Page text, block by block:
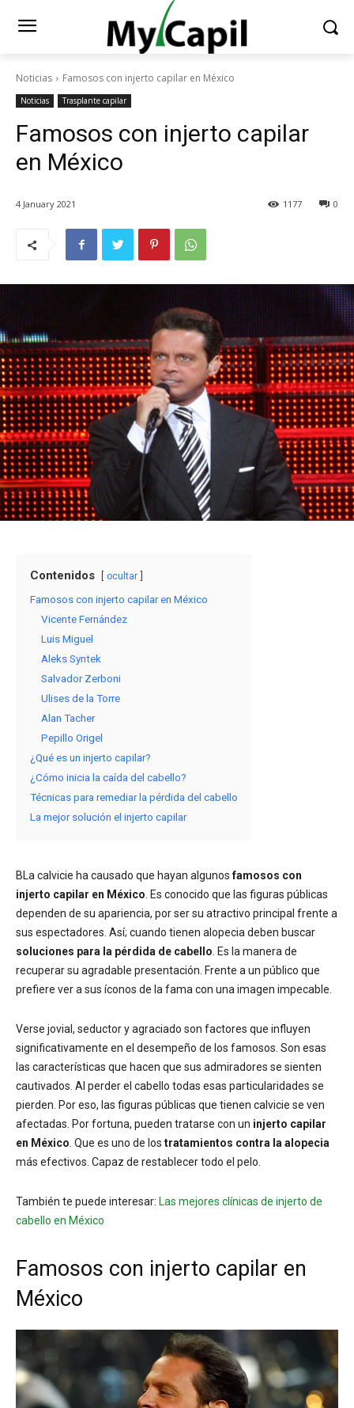
Noticias Famosos con injerto capilar en México
Noticias Trasplante capilar
Famosos con injerto capilar
en México
4 January 2021 0
1177
Contenidos ocultar
Famosos con injerto capilar en México
Vicente Fernández
Luis Miguel
Aleks Syntek
Salvador Zerboni
Ulises de la Torre
Alan Tacher
Pepillo Origel
¿Qué es un injerto capilar?
¿Cómo inicia la caída del cabello?
Técnicas para remediar la pérdida del cabello
La mejor solución el injerto capilar
BLa calvicie ha causado que hayan algunosfamosos con
injerto capilar en México . Es conocido que las figuras públicas
dependen de su apariencia, por ser su atractivo principal frente a
sus espectadores. Así; cuando tienen alopecia deben buscar
soluciones para la pérdida de cabello . Es la manera de
recuperar su agradable presentación. Frente a un público que
prefiere ver a sus íconos de la fama con una imagen impecable.
Verse jovial, seductor y agraciado son factores que influyen
significativamente en el desempeño de los famosos. Son esas
las características que hacen que sus admiradores se sienten
cautivados. Al perder el cabello todas esas particularidades se
pierden. Por eso, las figuras públicas que tienen calvicie se ven
afectadas. Por fortuna, pueden tratarse con un injerto capilar
en México . Que es uno de los tratamientos contra la alopecia
más efectivos. Capaz de restablecer todo el pelo.
También te puede interesar: Las mejores clínicas de injerto de
cabello en México
Famosos con injerto capilar en
México